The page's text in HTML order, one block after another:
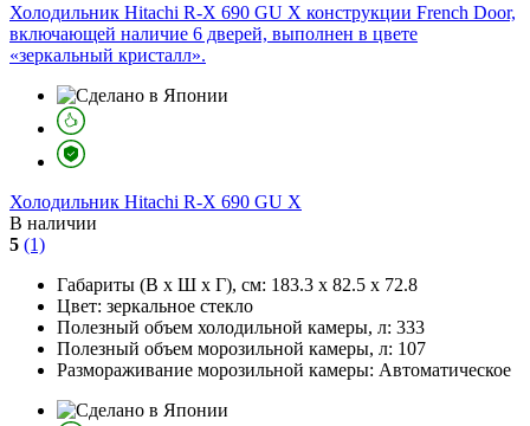
Холодильник Hitachi R-X 690 GU X конструкции French Door,
включающей наличие 6 дверей, выполнен в цвете
«зеркальный кристалл».
Холодильник Hitachi R-X 690 GU X
В наличии
5 (1)
Габариты (В х Ш х Г), см: 183.3 х 82.5 х 72.8
Цвет: зеркальное стекло
Полезный объем холодильной камеры, л: 333
Полезный объем морозильной камеры, л: 107
Размораживание морозильной камеры: Автоматическое